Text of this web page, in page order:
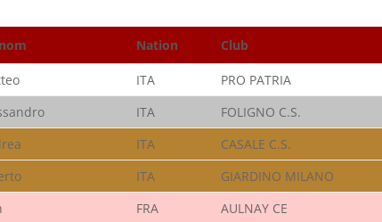
Nation Club
ITA
PRO PATRIA
ITA
FOLIGNO C.S.
ITA
CASALE C.S.
ITA
GIARDINO MILANO
FRA
AULNAY CE